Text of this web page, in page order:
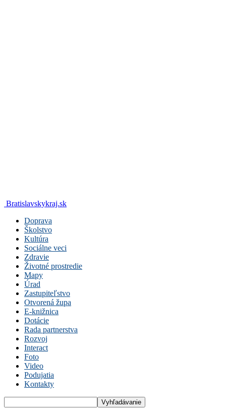
Bratislavskykraj.sk
Doprava
Školstvo
Kultúra
Sociálne veci
Zdravie
Životné prostredie
Mapy
Úrad
Zastupiteľstvo
Otvorená župa
E-knižnica
Dotácie
Rada partnerstva
Rozvoj
Interact
Foto
Video
Podujatia
Kontakty